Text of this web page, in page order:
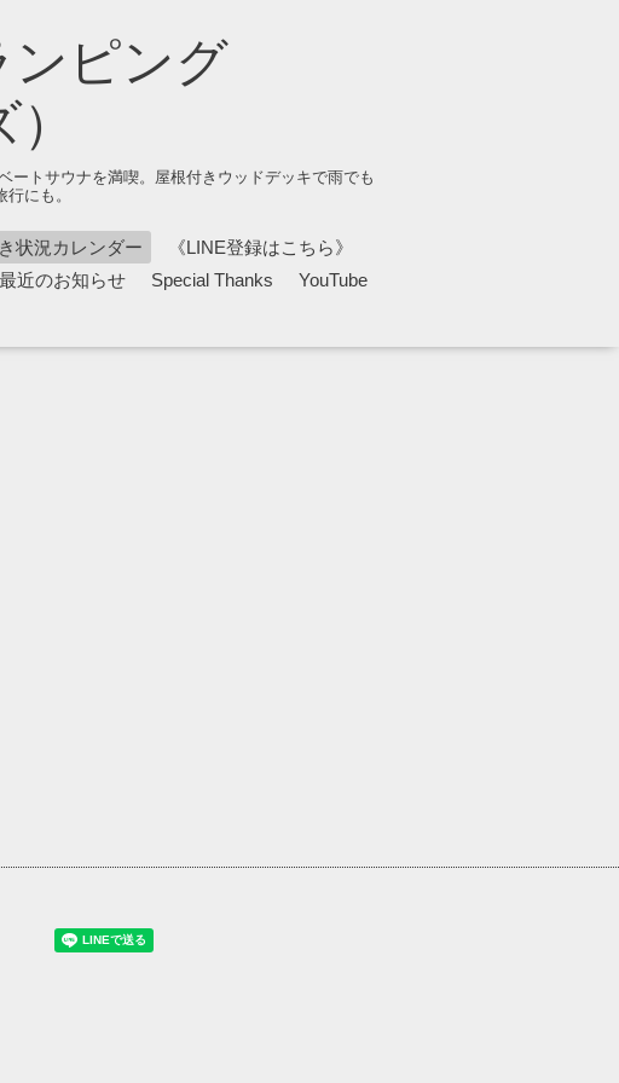
ンピング
ートサウナを満喫。屋根付きウッドデッキで雨でも
にも。
状況カレンダー
《LINE登録はこちら》
最近のお知らせ Special Thanks
YouTube